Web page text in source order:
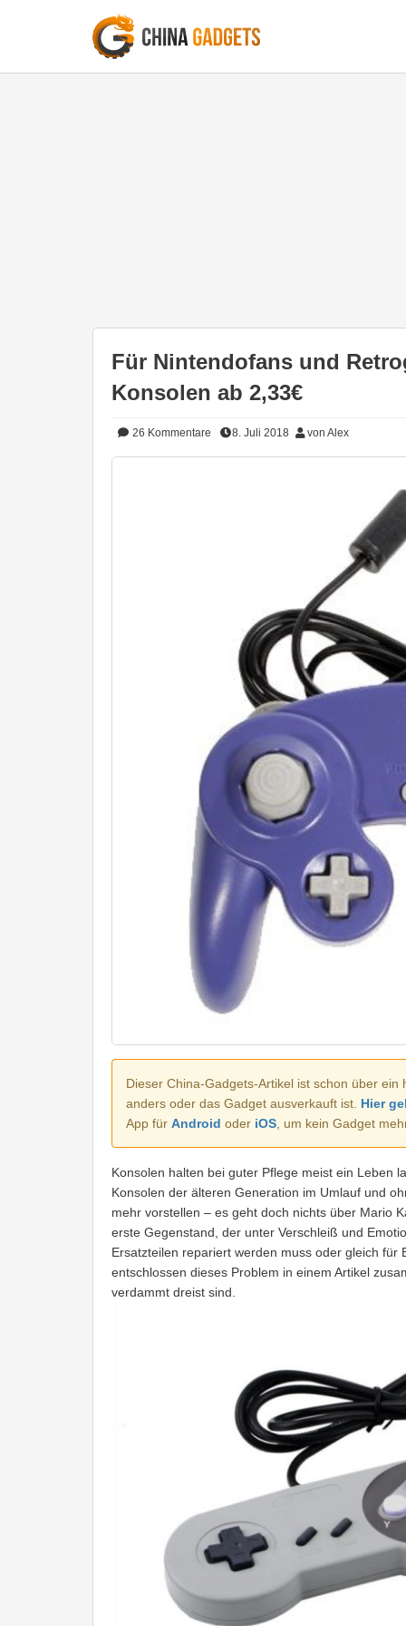
Für Nintendofans und
Konsolen ab 2,33€
26 Kommentare 8. Juli 2018 von Alex
Dieser China-Gadgets-Artikel ist schon über
anders oder das Gadget ausverkauft ist. Hier
App für Android oder iOS , um kein Gadget
Konsolen halten bei guter Pflege meist ein Leben
Konsolen der älteren Generation im Umlauf und
mehr vorstellen – es geht doch nichts über Mario
erste Gegenstand, der unter Verschleiß und
Ersatzteilen repariert werden muss oder gleich
entschlossen dieses Problem in einem Artikel
verdammt dreist sind.